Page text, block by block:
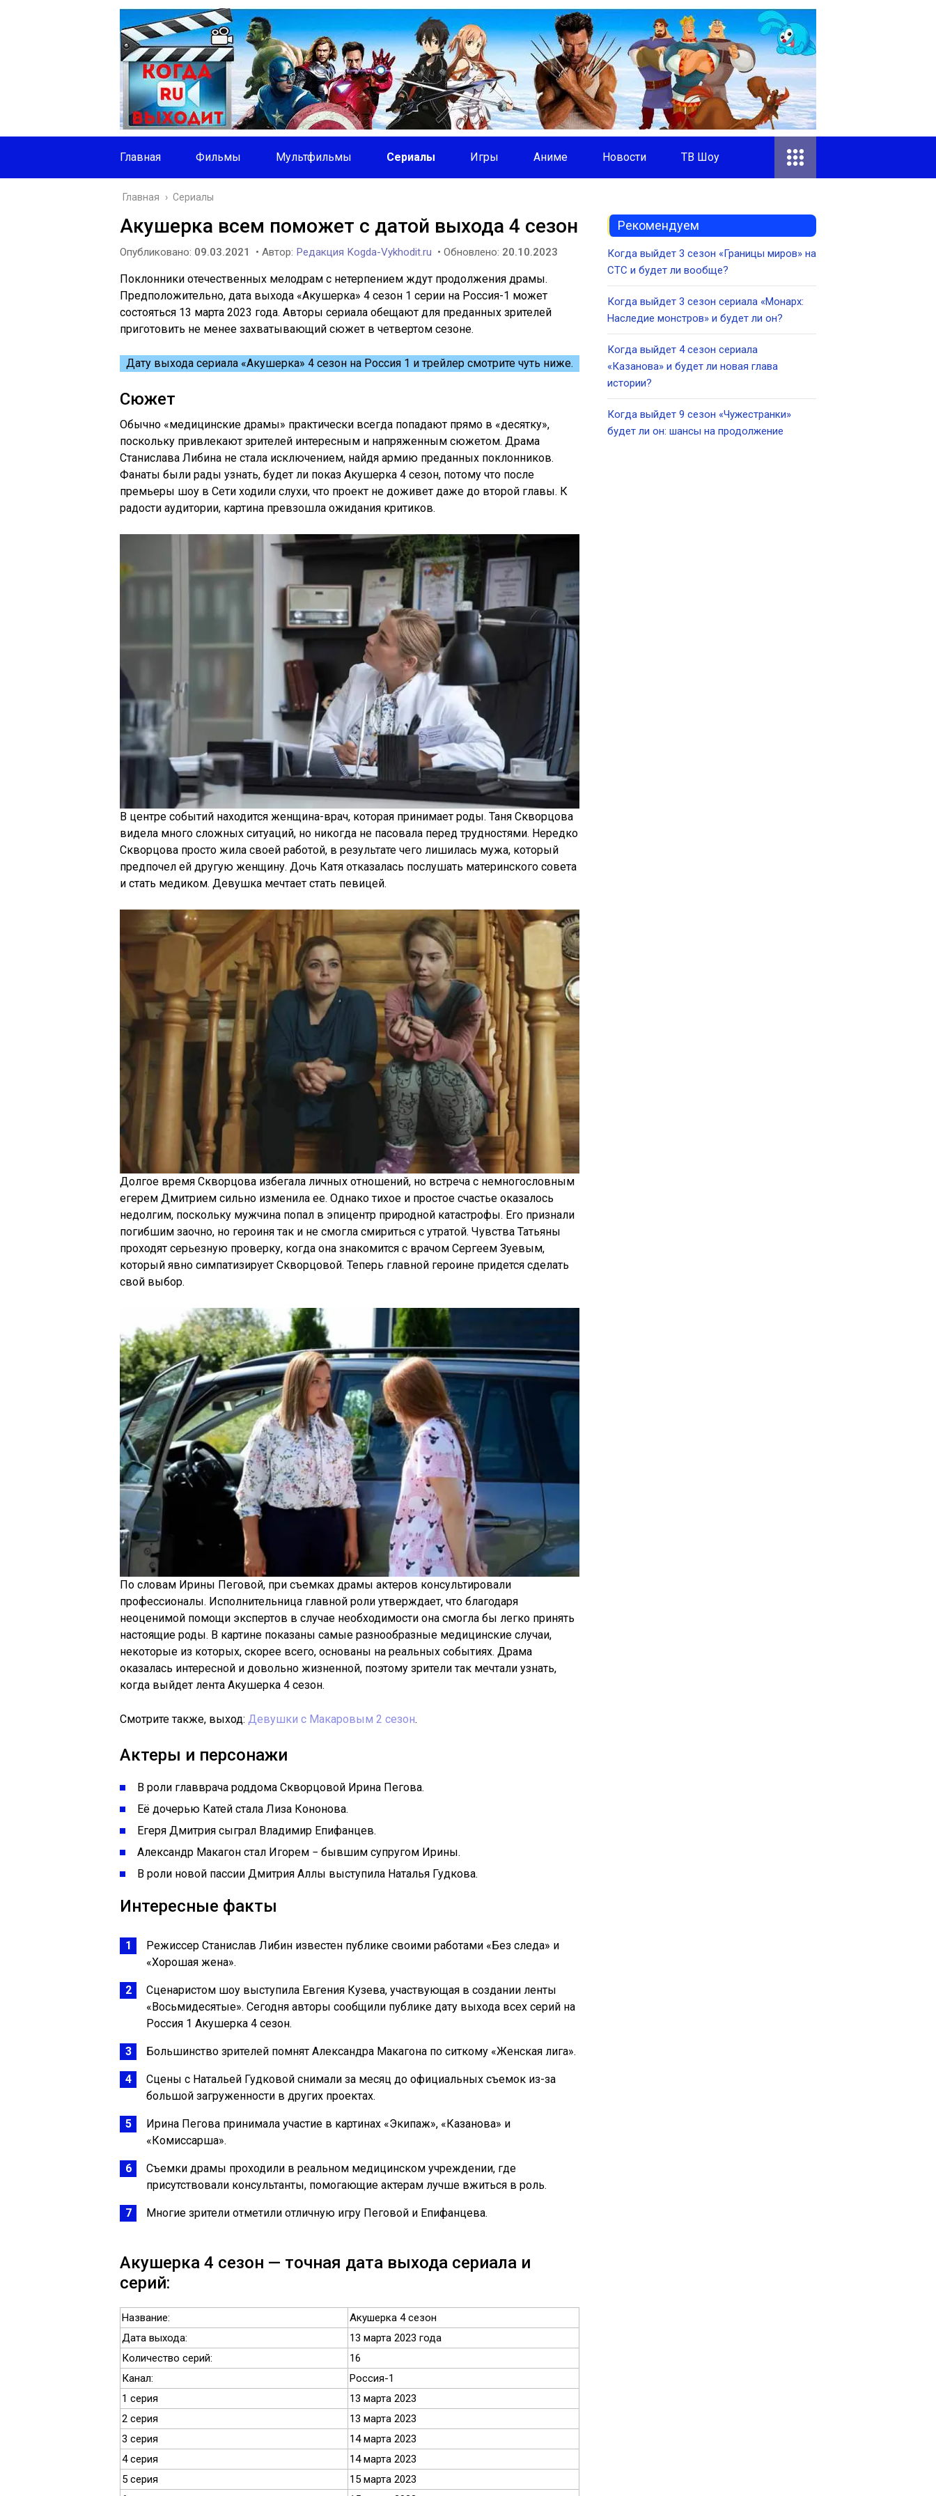
Главная Фильмы Мультфильмы Сериалы Игры Аниме Новости ТВ Шоу
Главная › Сериалы
Акушерка всем поможет с датой выхода 4 сезон
Опубликовано: 09.03.2021 • Автор: Редакция Kogda-Vykhodit.ru • Обновлено: 20.10.2023
Поклонники отечественных мелодрам с нетерпением ждут продолжения драмы.
Предположительно, дата выхода «Акушерка» 4 сезон 1 серии на Россия-1 может
состояться 13 марта 2023 года. Авторы сериала обещают для преданных зрителей
приготовить не менее захватывающий сюжет в четвертом сезоне.
Дату выхода сериала «Акушерка» 4 сезон на Россия 1 и трейлер смотрите чуть ниже.
Сюжет
Обычно «медицинские драмы» практически всегда попадают прямо в «десятку»,
поскольку привлекают зрителей интересным и напряженным сюжетом. Драма
Станислава Либина не стала исключением, найдя армию преданных поклонников.
Фанаты были рады узнать, будет ли показ Акушерка 4 сезон, потому что после
премьеры шоу в Сети ходили слухи, что проект не доживет даже до второй главы. К
радости аудитории, картина превзошла ожидания критиков.
В центре событий находится женщина-врач, которая принимает роды. Таня Скворцова
видела много сложных ситуаций, но никогда не пасовала перед трудностями. Нередко
Скворцова просто жила своей работой, в результате чего лишилась мужа, который
предпочел ей другую женщину. Дочь Катя отказалась послушать материнского совета
и стать медиком. Девушка мечтает стать певицей.
Долгое время Скворцова избегала личных отношений, но встреча с немногословным
егерем Дмитрием сильно изменила ее. Однако тихое и простое счастье оказалось
недолгим, поскольку мужчина попал в эпицентр природной катастрофы. Его признали
погибшим заочно, но героиня так и не смогла смириться с утратой. Чувства Татьяны
проходят серьезную проверку, когда она знакомится с врачом Сергеем Зуевым,
который явно симпатизирует Скворцовой. Теперь главной героине придется сделать
свой выбор.
По словам Ирины Пеговой, при съемках драмы актеров консультировали
профессионалы. Исполнительница главной роли утверждает, что благодаря
неоценимой помощи экспертов в случае необходимости она смогла бы легко принять
настоящие роды. В картине показаны самые разнообразные медицинские случаи,
некоторые из которых, скорее всего, основаны на реальных событиях. Драма
оказалась интересной и довольно жизненной, поэтому зрители так мечтали узнать,
когда выйдет лента Акушерка 4 сезон.
Смотрите также, выход: Девушки с Макаровым 2 сезон.
Актеры и персонажи
В роли главврача роддома Скворцовой Ирина Пегова.
Её дочерью Катей стала Лиза Кононова.
Егеря Дмитрия сыграл Владимир Епифанцев.
Александр Макагон стал Игорем − бывшим супругом Ирины.
В роли новой пассии Дмитрия Аллы выступила Наталья Гудкова.
Интересные факты
Режиссер Станислав Либин известен публике своими работами «Без следа» и
«Хорошая жена».
Сценаристом шоу выступила Евгения Кузева, участвующая в создании ленты
«Восьмидесятые». Сегодня авторы сообщили публике дату выхода всех серий на
Россия 1 Акушерка 4 сезон.
Большинство зрителей помнят Александра Макагона по ситкому «Женская лига».
Сцены с Натальей Гудковой снимали за месяц до официальных съемок из-за
большой загруженности в других проектах.
Ирина Пегова принимала участие в картинах «Экипаж», «Казанова» и
«Комиссарша».
Съемки драмы проходили в реальном медицинском учреждении, где
присутствовали консультанты, помогающие актерам лучше вжиться в роль.
Многие зрители отметили отличную игру Пеговой и Епифанцева.
Акушерка 4 сезон — точная дата выхода сериала и
серий:
Название:
Акушерка 4 сезон
Дата выхода:
13 марта 2023 года
Количество серий:
16
Канал:
Россия-1
1 серия
13 марта 2023
2 серия
13 марта 2023
3 серия
14 марта 2023
4 серия
14 марта 2023
5 серия
15 марта 2023
Рекомендуем
Когда выйдет 3 сезон «Границы миров» на
СТС и будет ли вообще?
Когда выйдет 3 сезон сериала «Монарх:
Наследие монстров» и будет ли он?
Когда выйдет 4 сезон сериала
«Казанова» и будет ли новая глава
истории?
Когда выйдет 9 сезон «Чужестранки»
будет ли он: шансы на продолжение